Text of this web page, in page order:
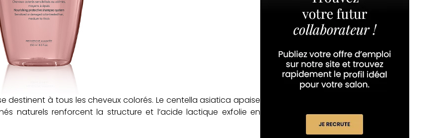
destinent à tous les cheveux colorés. Le centella asiatica apaise
naturels renforcent la structure et l’acide lactique exfolie en